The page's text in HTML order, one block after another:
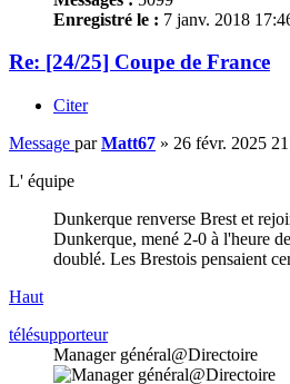
Enregistré le : 7 janv. 2018
Re: [24/25] Coupe de France
Citer
Message parMatt67 » 26 févr. 2025
L' équipe
Dunkerque renverse Brest et
Dunkerque, mené 2-0 à l'heure
doublé. Les Brestois pensaient
Haut
télésupporteur
Manager général@Directoire